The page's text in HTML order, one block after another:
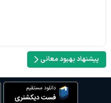
پیشنهاد بهبود معانی